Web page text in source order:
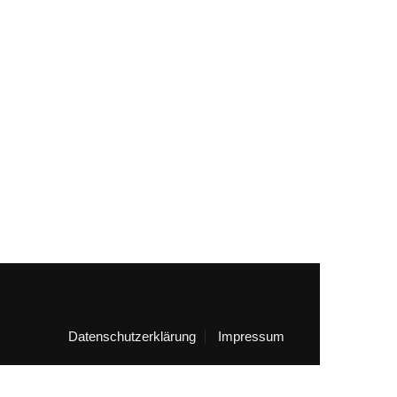
Datenschutzerklärung Impressum